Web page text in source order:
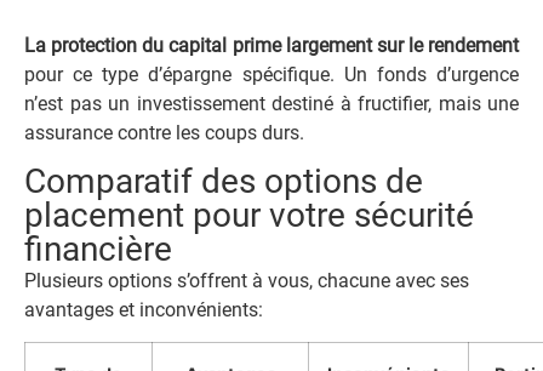
La protection du capital prime largement sur le rendement
pour ce type d’épargne spécifique. Un fonds d’urgence
n’est pas un investissement destiné à fructifier, mais une
assurance contre les coups durs.
Comparatif des options de
placement pour votre sécurité
financière
Plusieurs options s’offrent à vous, chacune avec ses
avantages et inconvénients: